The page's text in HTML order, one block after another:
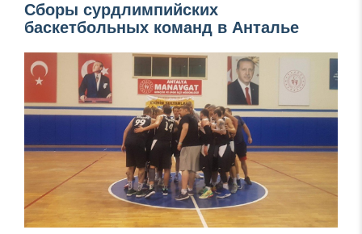
Сборы сурдлимпийских
баскетбольных команд в Анталье